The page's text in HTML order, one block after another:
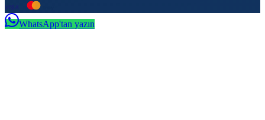
WhatsApp'tan yazın